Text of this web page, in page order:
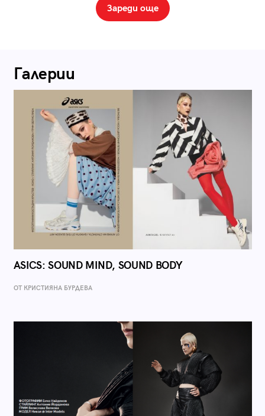
Зареди още
Галерии
ASICS: SOUND MIND, SOUND BODY
ОТ КРИСТИЯНА БУРДЕВА